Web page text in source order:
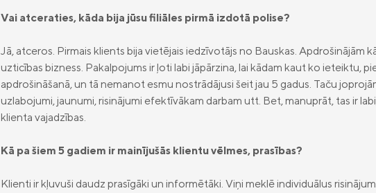
Vai atceraties, kāda bija jūsu filiāles pirmā izdotā polise?
Jā, atceros. Pirmais klients bija vietējais iedzīvotājs no Bauskas. Apdrošinājām
uzticības bizness. Pakalpojums ir ļoti labi jāpārzina, lai kādam kaut ko ieteiktu,
apdrošināšanā, un tā nemanot esmu nostrādājusi šeit jau 5 gadus. Taču
uzlabojumi, jaunumi, risinājumi efektīvākam darbam utt. Bet, manuprāt, tas ir
klienta vajadzības.
Kā pa šiem 5 gadiem ir mainījušās klientu vēlmes, prasības?
Klienti ir kļuvuši daudz prasīgāki un informētāki. Viņi meklē individuālus